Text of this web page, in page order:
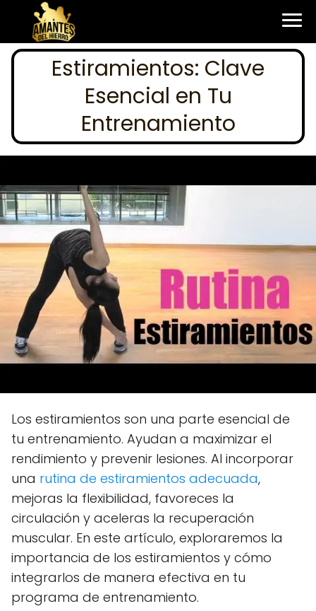
Estiramientos: Clave
Esencial en Tu
Entrenamiento
Los estiramientos son una parte esencial de
tu entrenamiento. Ayudan a maximizar el
rendimiento y prevenir lesiones. Al incorporar
una rutina de estiramientos adecuada,
mejoras la flexibilidad, favoreces la
circulación y aceleras la recuperación
muscular. En este artículo, exploraremos la
importancia de los estiramientos y cómo
integrarlos de manera efectiva en tu
programa de entrenamiento.